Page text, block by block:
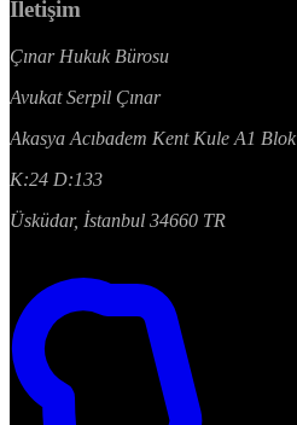
İletişim
Çınar Hukuk Bürosu
Avukat Serpil Çınar
Akasya Acıbadem Kent Kule A1 Blok
K:24 D:133
Üsküdar, İstanbul 34660 TR